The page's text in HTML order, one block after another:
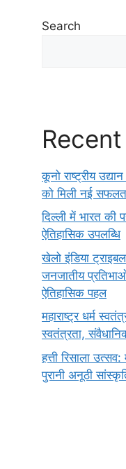
Search
कूनो राष्ट्रीय
को मिली नई
दिल्ली में भारत की
ऐतिहासिक उपलब्धि
खेलो इंडिया
जनजातीय
ऐतिहासिक पहल
महाराष्ट्र धर्म
स्वतंत्रता,
हत्ती रिसाला
पुरानी अनूठी